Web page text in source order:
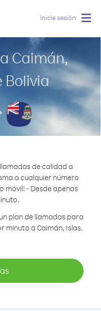
Inicie sesión
Caimán,
Bolivia
de calidad a
a cualquier número
móvil! - Desde apenas
plan de llamadas para
minuto a Caimán, Islas.